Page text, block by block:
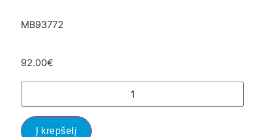
MB93772
92.00€
Į krepšelį